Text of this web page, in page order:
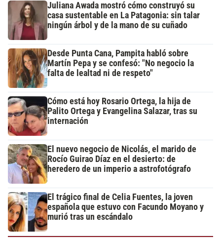
Juliana Awada mostró cómo construyó su
casa sustentable en La Patagonia: sin talar
ningún árbol y de la mano de su cuñado
Desde Punta Cana, Pampita habló sobre
Martín Pepa y se confesó: "No negocio la
falta de lealtad ni de respeto"
Cómo está hoy Rosario Ortega, la hija de
Palito Ortega y Evangelina Salazar, tras su
internación
El nuevo negocio de Nicolás, el marido de
Rocío Guirao Díaz en el desierto: de
heredero de un imperio a astrofotógrafo
El trágico final de Celia Fuentes, la joven
española que estuvo con Facundo Moyano y
murió tras un escándalo